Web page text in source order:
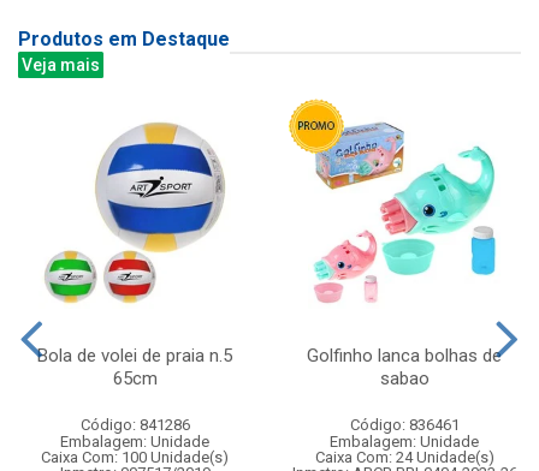
Produtos em Destaque
Veja mais
Bola de volei de praia n.5
65cm
Código: 841286
Embalagem: Unidade
Caixa Com: 100 Unidade(s)
Golfinho lanca bolhas de
sabao
Código: 836461
Embalagem: Unidade
Caixa Com: 24 Unidade(s)